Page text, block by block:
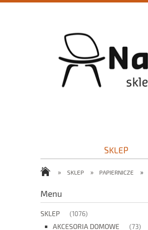
SKLEP
» SKLEP » PAPIERNICZE »
Menu
SKLEP (1076)
AKCESORIA DOMOWE (73)